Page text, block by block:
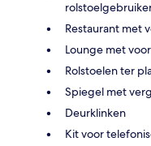
Restaurant met
Lounge met
Rolstoelen ter
Spiegel met
Deurklinken
Kit voor